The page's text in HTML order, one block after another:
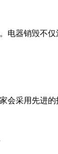
器销毁不
采用先进